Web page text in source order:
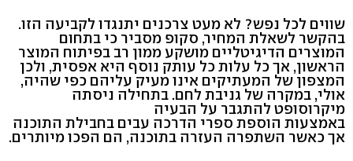
שווים לכל נפש? לא מעט צרכנים יתנגדו לקביעה הזו.
בהקשר לשאלת המחיר, סקופ מסביר כי בתחום
המוצרים הדיגיטליים מושקע ממון רב בפיתוח המוצר
הראשון, אך כל עלות כל עותק נוסף היא אפסית, ולכן
המצפון של המעתיקים אינו מעיק עליהם כפי שהיה,
אולי, במקרה של גניבת לחם. בתחילה ניסתה
מיקרוסופט להתגבר על הבעיה
באמצעות הוספת ספרי הדרכה עבים בחבילת התוכנה
אך כאשר השתפרה העזרה בתוכנה, הם הפכו מיותרים.